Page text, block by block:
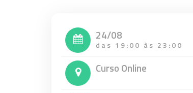
24/08
das 19:00 às 23:00
Curso Online